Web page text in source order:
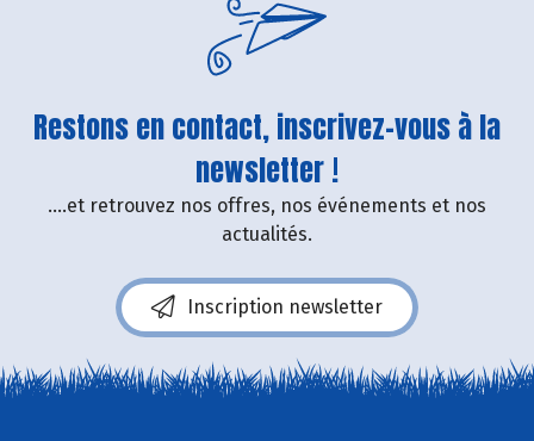
Restons en contact, inscrivez-vous à la
newsletter !
....et retrouvez nos offres, nos événements et nos
actualités.
Inscription newsletter